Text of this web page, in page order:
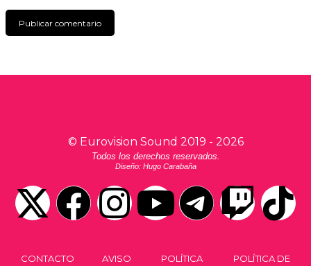
© Eurovision Sound 2019 - 2026
Todos los derechos reservados.
Diseño: Hugo Carabaña
CONTACTO AVISO POLÍTICA POLÍTICA DE